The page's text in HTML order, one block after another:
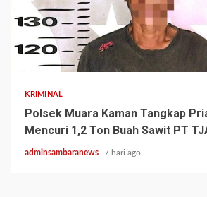
2 min read
KRIMINAL
Polsek Muara Kaman Tangkap
Mencuri 1,2 Ton Buah Sawit PT
adminsambaranews 7 hari ago